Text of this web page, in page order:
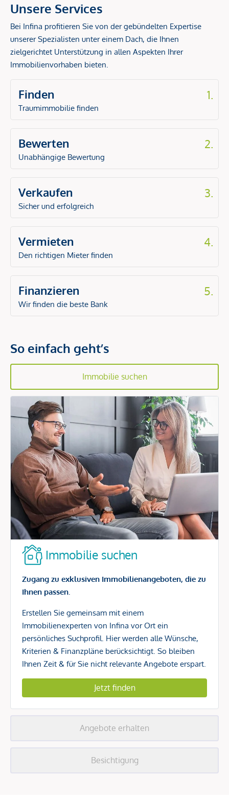
Unsere Services
Bei Infina profitieren Sie von der gebündelten Expertise
unserer Spezialisten unter einem Dach, die Ihnen
zielgerichtet Unterstützung in allen Aspekten Ihrer
Immobilienvorhaben bieten.
Finden
Traumimmobilie finden
1.
Bewerten
Unabhängige Bewertung
2.
Verkaufen
Sicher und erfolgreich
3.
Vermieten
Den richtigen Mieter finden
4.
Finanzieren
Wir finden die beste Bank
5.
So einfach geht’s
Immobilie suchen
Immobilie suchen
Zugang zu exklusiven Immobilienangeboten, die zu
Ihnen passen.
Erstellen Sie gemeinsam mit einem
Immobilienexperten von Infina vor Ort ein
persönliches Suchprofil. Hier werden alle Wünsche,
Kriterien & Finanzpläne berücksichtigt. So bleiben
Ihnen Zeit & für Sie nicht relevante Angebote erspart.
Jetzt finden
Angebote erhalten
Besichtigung